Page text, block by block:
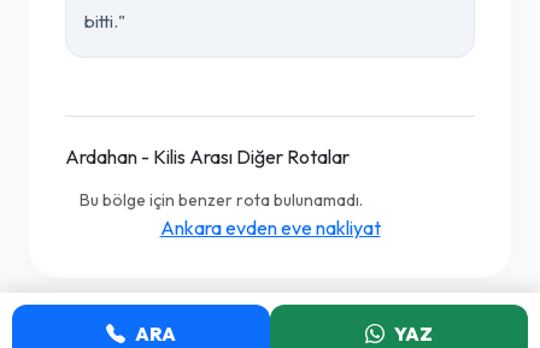
bitti."
Ardahan - Kilis Arası Diğer Rotalar
Bu bölge için benzer rota bulunamadı.
Ankara evden eve nakliyat
ARA YAZ